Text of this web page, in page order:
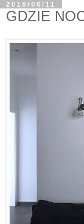
2018/06/11
GDZIE